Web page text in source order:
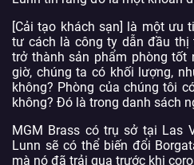
[Cải tạo khách sạn] là một ưu
tư cách là công ty dẫn đầu thị
trở thành sản phẩm phòng tốt
giờ, chúng ta có khối lượng,
không? Phòng của chúng tôi
không? Đó là trong danh sách
MGM Brass có trụ sở tại Las
Lunn sẽ có thể biến đổi
mà nó đã trải qua trước khi